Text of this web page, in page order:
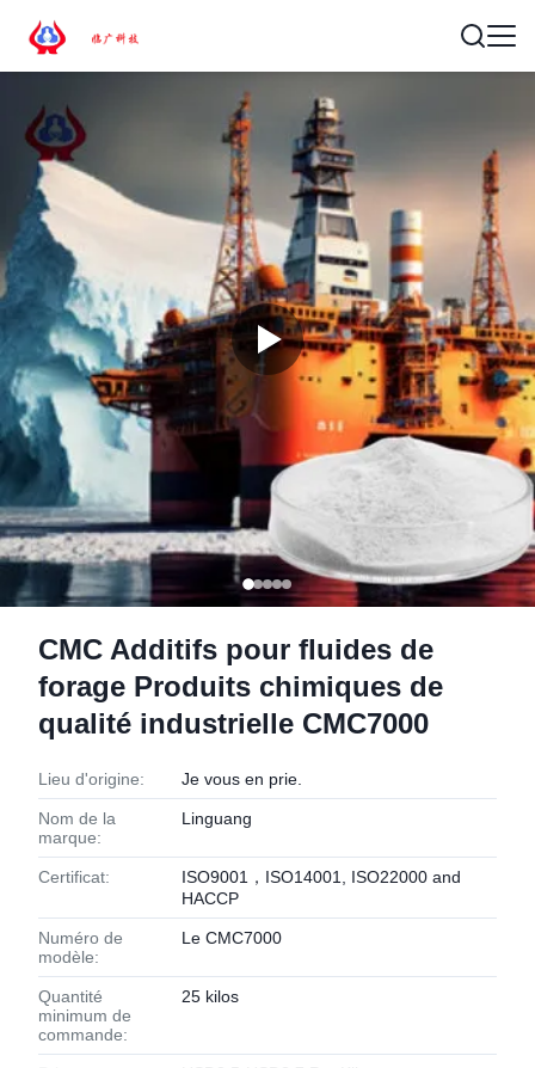
CMC Additifs pour fluides de
forage Produits chimiques de
qualité industrielle CMC7000
Lieu d'origine: Je vous en prie.
Nom de la
marque:
Linguang
Certificat:
ISO9001，ISO14001, ISO22000 and
HACCP
Numéro de
modèle:
Le CMC7000
Quantité
minimum de
commande:
25 kilos